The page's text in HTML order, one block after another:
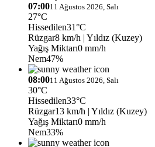
07:0011 Ağustos 2026, Salı
27°C
Hissedilen31°C
Rüzgar8 km/h | Yıldız (Kuzey)
Yağış Miktarı0 mm/h
Nem47%
08:0011 Ağustos 2026, Salı
30°C
Hissedilen33°C
Rüzgar13 km/h | Yıldız (Kuzey)
Yağış Miktarı0 mm/h
Nem33%